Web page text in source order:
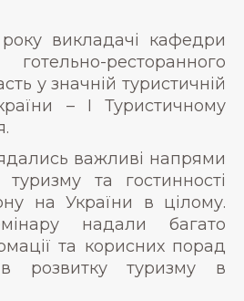
викладачі кафедри
ресторанного
у значній туристичній
– І Туристичному
важливі напрями
та гостинності
на України в цілому.
надали багато
та корисних порад
розвитку туризму в